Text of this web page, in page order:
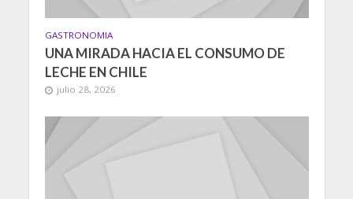
GASTRONOMIA
UNA MIRADA HACIA EL CONSUMO DE
LECHE EN CHILE
julio 28, 2026